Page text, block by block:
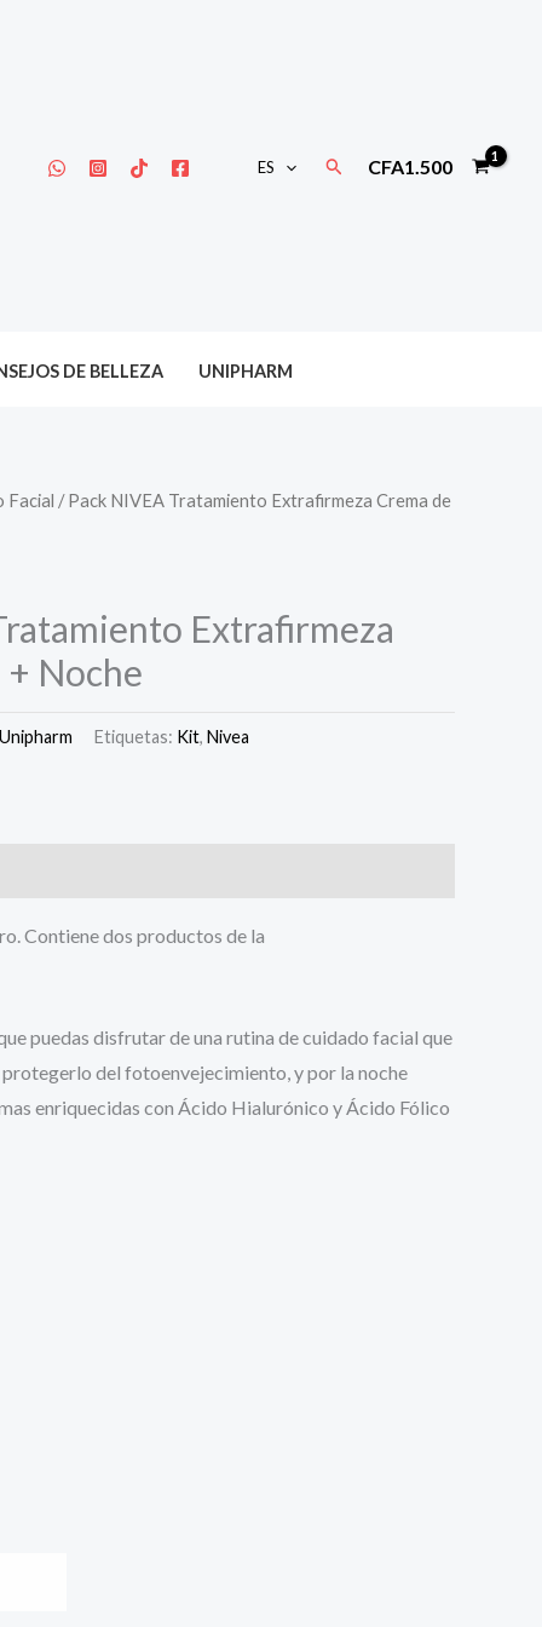
ES BuscarCFA1.500
DE BELLEZA UNIPHARM
Facial / Pack NIVEA Tratamiento Extrafirmeza Crema de
Extrafirmeza
+ Noche
Unipharm Etiquetas: Kit, Nivea
Contiene dos productos de la
puedas disfrutar de una rutina de cuidado facial que
del fotoenvejecimiento, y por la noche
enriquecidas con Ácido Hialurónico y Ácido Fólico